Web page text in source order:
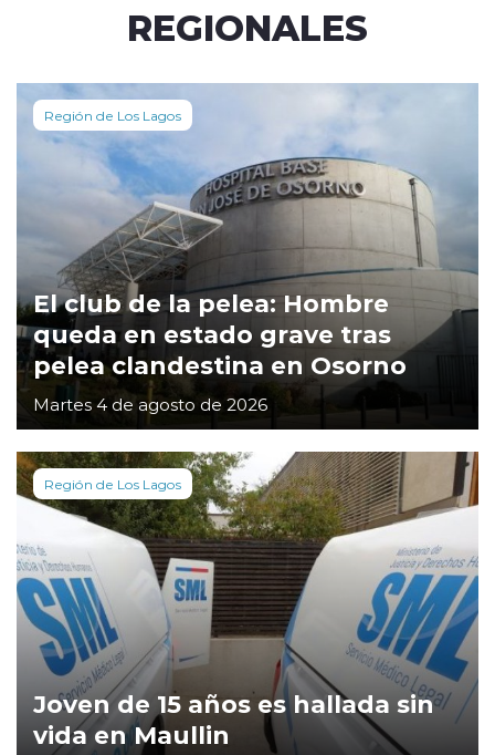
REGIONALES
Región de Los Lagos
El club de la pelea: Hombre
queda en estado grave tras
pelea clandestina en Osorno
Martes 4 de agosto de 2026
Región de Los Lagos
Joven de 15 años es hallada sin
vida en Maullin